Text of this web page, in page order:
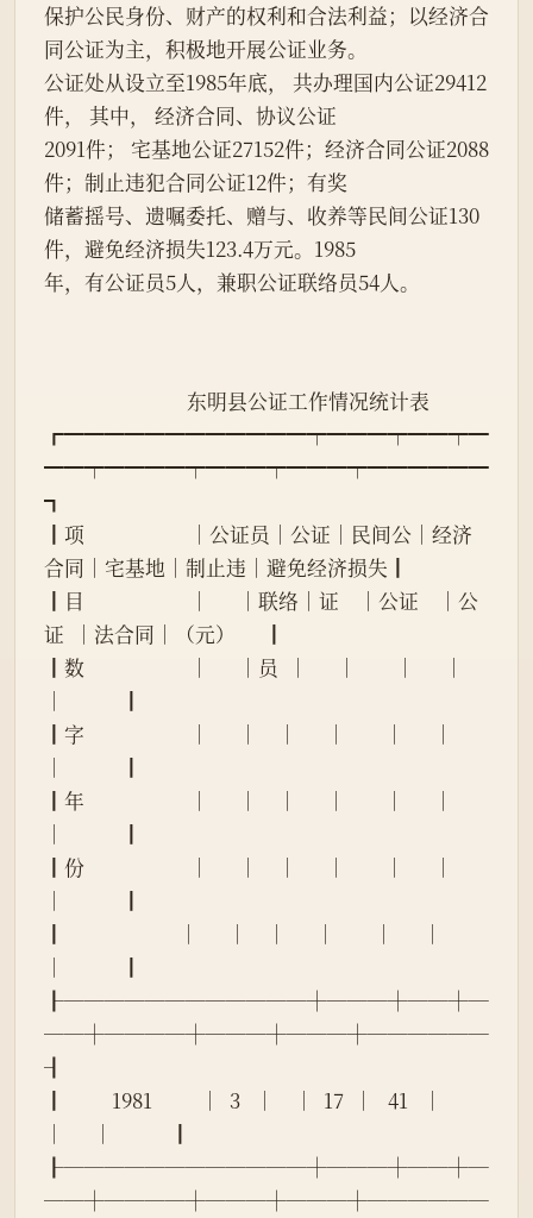
保护公民身份、财产的权利和合法利益；以经济合
同公证为主，积极地开展公证业务。
公证处从设立至1985年底， 共办理国内公证29412
件， 其中， 经济合同、协议公证
2091件； 宅基地公证27152件；经济合同公证2088
件；制止违犯合同公证12件；有奖
储蓄摇号、遗嘱委托、赠与、收养等民间公证130
件，避免经济损失123.4万元。1985
年，有公证员5人，兼职公证联络员54人。
                              东明县公证工作情况统计表
┏━━━━━━━━━━━━┯━━━┯━━┯━
━━┯━━━━┯━━━┯━━━┯━━━━━━
┓
┃项                      │公证员│公证│民间公│经济
合同│宅基地│制止违│避免经济损失┃
┃目                      │      │联络│证    │公证    │公
证  │法合同│（元）      ┃
┃数                      │      │员  │      │        │      │
│            ┃
┃字                      │      │    │      │        │      │
│            ┃
┃年                      │      │    │      │        │      │
│            ┃
┃份                      │      │    │      │        │      │
│            ┃
┃                        │      │    │      │        │      │
│            ┃
┠────────────┼───┼──┼─
──┼────┼───┼───┼──────
┨
┃          1981          │  3   │    │  17  │   41   │
│      │            ┃
┠────────────┼───┼──┼─
──┼────┼───┼───┼──────